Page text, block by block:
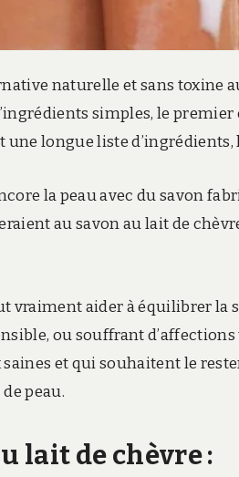
naturelle et sans toxine
simples, le premier
longue liste d’ingrédients,
la peau avec du savon
au savon au lait de
vraiment aider à équilibrer la
ou souffrant d’affections
et qui souhaitent le
peau.
lait de chèvre :